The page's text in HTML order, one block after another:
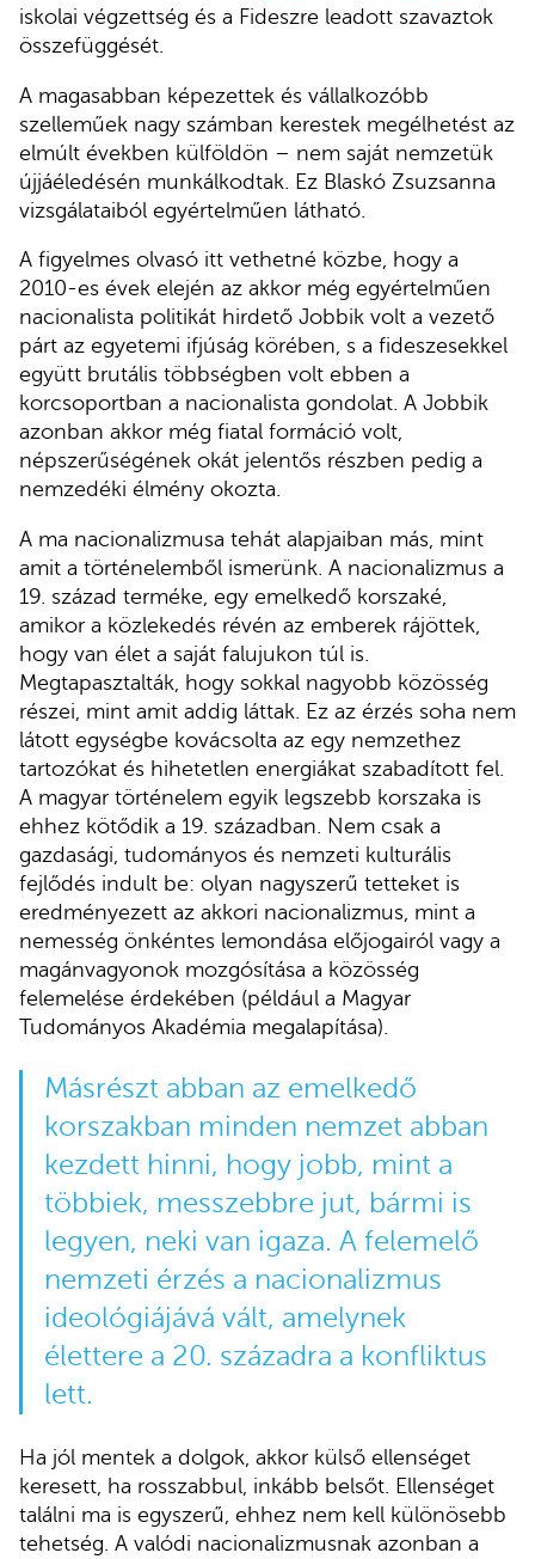
iskolai végzettség és a Fideszre leadott szavaztok
összefüggését.
A magasabban képezettek és vállalkozóbb
szelleműek nagy számban kerestek megélhetést az
elmúlt években külföldön – nem saját nemzetük
újjáéledésén munkálkodtak. Ez Blaskó Zsuzsanna
vizsgálataiból egyértelműen látható.
A figyelmes olvasó itt vethetné közbe, hogy a
2010-es évek elején az akkor még egyértelműen
nacionalista politikát hirdető Jobbik volt a vezető
párt az egyetemi ifjúság körében, s a fideszesekkel
együtt brutális többségben volt ebben a
korcsoportban a nacionalista gondolat. A Jobbik
azonban akkor még fiatal formáció volt,
népszerűségének okát jelentős részben pedig a
nemzedéki élmény okozta.
A ma nacionalizmusa tehát alapjaiban más, mint
amit a történelemből ismerünk. A nacionalizmus a
19. század terméke, egy emelkedő korszaké,
amikor a közlekedés révén az emberek rájöttek,
hogy van élet a saját falujukon túl is.
Megtapasztalták, hogy sokkal nagyobb közösség
részei, mint amit addig láttak. Ez az érzés soha nem
látott egységbe kovácsolta az egy nemzethez
tartozókat és hihetetlen energiákat szabadított fel.
A magyar történelem egyik legszebb korszaka is
ehhez kötődik a 19. században. Nem csak a
gazdasági, tudományos és nemzeti kulturális
fejlődés indult be: olyan nagyszerű tetteket is
eredményezett az akkori nacionalizmus, mint a
nemesség önkéntes lemondása előjogairól vagy a
magánvagyonok mozgósítása a közösség
felemelése érdekében (például a Magyar
Tudományos Akadémia megalapítása).
Másrészt abban az emelkedő
korszakban minden nemzet abban
kezdett hinni, hogy jobb, mint a
többiek, messzebbre jut, bármi is
legyen, neki van igaza. A felemelő
nemzeti érzés a nacionalizmus
ideológiájává vált, amelynek
élettere a 20. századra a konfliktus
lett.
Ha jól mentek a dolgok, akkor külső ellenséget
keresett, ha rosszabbul, inkább belsőt. Ellenséget
találni ma is egyszerű, ehhez nem kell különösebb
tehetség. A valódi nacionalizmusnak azonban a